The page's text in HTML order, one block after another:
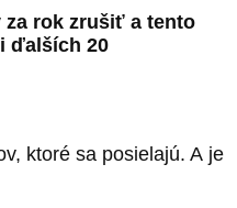
za rok zrušiť a tento
ďalších 20
ktoré sa posielajú. A je